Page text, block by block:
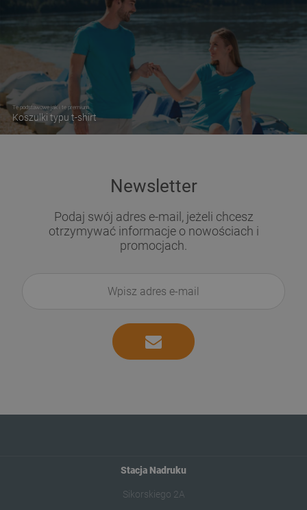
Te podstawowe jak i te premium
Koszulki typu t-shirt
Newsletter
Podaj swój adres e-mail, jeżeli chcesz
otrzymywać informacje o nowościach i
promocjach.
Stacja Nadruku
Sikorskiego 2A